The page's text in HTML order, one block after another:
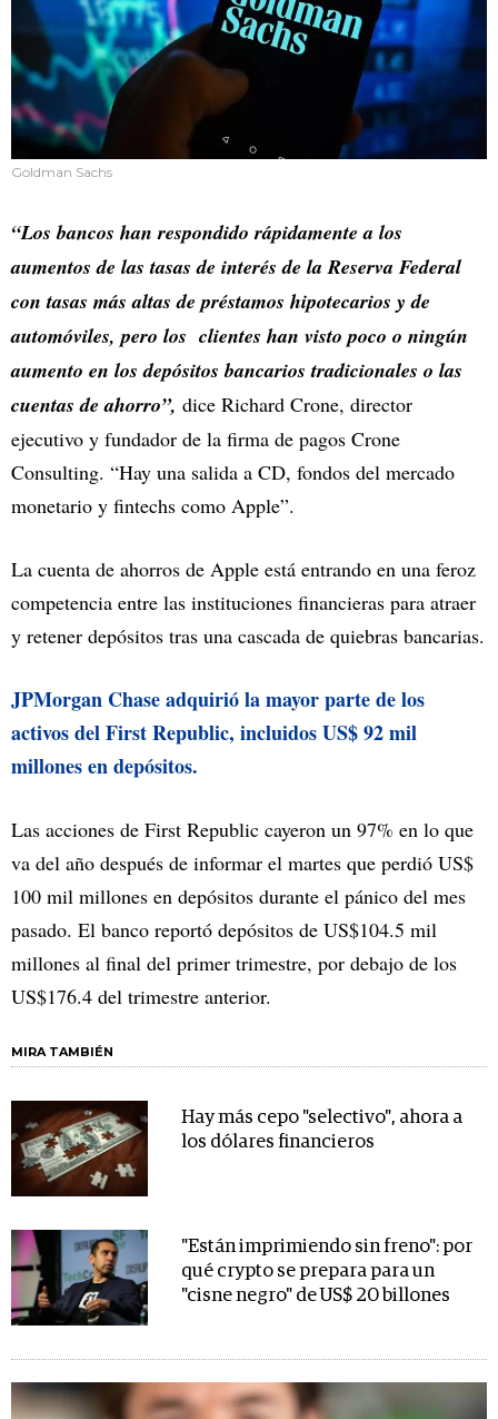
Goldman Sachs
“Los bancos han respondido rápidamente a los
aumentos de las tasas de interés de la Reserva Federal
con tasas más altas de préstamos hipotecarios y de
automóviles, pero los clientes han visto poco o ningún
aumento en los depósitos bancarios tradicionales o las
cuentas de ahorro”, dice Richard Crone, director
ejecutivo y fundador de la firma de pagos Crone
Consulting. “Hay una salida a CD, fondos del mercado
monetario y fintechs como Apple”.
La cuenta de ahorros de Apple está entrando en una feroz
competencia entre las instituciones financieras para atraer
y retener depósitos tras una cascada de quiebras bancarias.
JPMorgan Chase adquirió la mayor parte de los
activos del First Republic, incluidos US$ 92 mil
millones en depósitos.
Las acciones de First Republic cayeron un 97% en lo que
va del año después de informar el martes que perdió US$
100 mil millones en depósitos durante el pánico del mes
pasado. El banco reportó depósitos de US$104.5 mil
millones al final del primer trimestre, por debajo de los
US$176.4 del trimestre anterior.
MIRA TAMBIÉN
Hay más cepo "selectivo", ahora a
los dólares financieros
"Están imprimiendo sin freno": por
qué crypto se prepara para un
"cisne negro" de US$ 20 billones